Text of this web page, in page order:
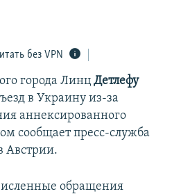
11 ИСТОРИЙ СОПРОТИВЛЕНИЯ
без VPN
города Линц Детлефу
в Украину из-за
аннексированного
сообщает пресс-служба
Австрии.
обращения